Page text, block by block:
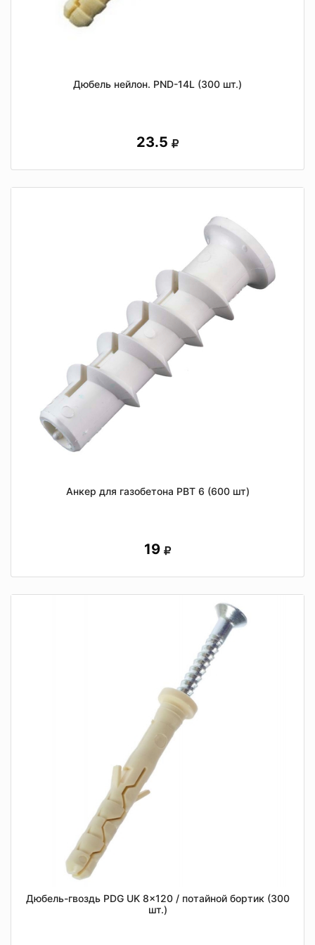
Дюбель нейлон. PND-14L (300 шт.)
23.5
Анкер для газобетона РВТ 6 (600 шт)
19
Дюбель-гвоздь PDG UK 8x120 / потайной бортик (300
шт.)